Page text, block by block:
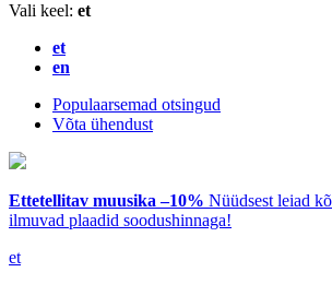
Vali keel: et
et
en
Populaarsemad otsingud
Võta ühendust
Ettetellitav muusika –10% Nüüdsest leiad
ilmuvad plaadid soodushinnaga!
et